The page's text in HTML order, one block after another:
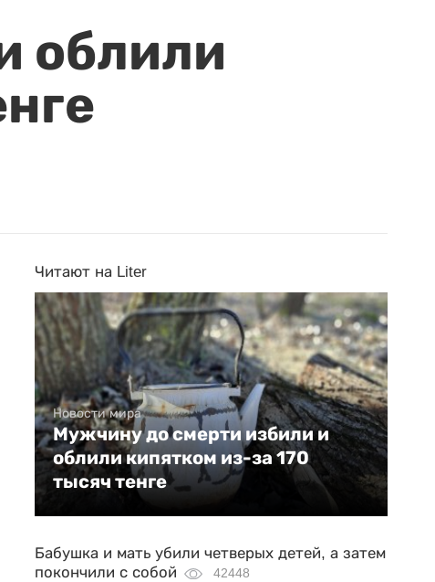
облили
Читают на Liter
Новости мира
Мужчину до смерти избили и
облили кипятком из-за 170
тысяч тенге
Бабушка и мать убили четверых детей, а затем
покончили с собой
42448